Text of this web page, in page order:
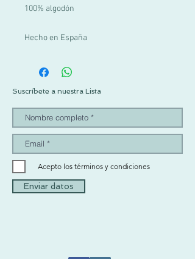
100% algodón
Hecho en España
Suscríbete a nuestra Lista
Acepto los términos y condiciones
Enviar datos